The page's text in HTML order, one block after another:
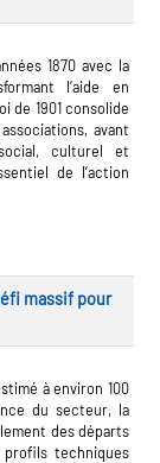
1870 avec la
l’aide en
de 1901 consolide
avant
culturel et
de l’action
massif pour
à environ 100
du secteur, la
des départs
techniques